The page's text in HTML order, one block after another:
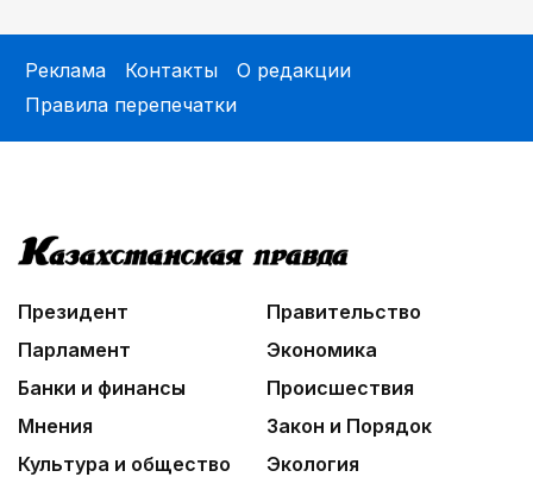
Реклама Контакты
О редакции
Правила перепечатки
Президент
Правительство
Парламент
Экономика
Банки и финансы
Происшествия
Мнения
Закон и Порядок
Культура и общество
Экология